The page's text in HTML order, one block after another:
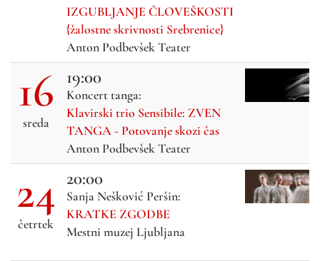
IZGUBLJANJE ČLOVEŠKOSTI
{žalostne skrivnosti Srebrenice}
Anton Podbevšek Teater
16
sreda
19:00
Koncert tanga:
Klavirski trio Sensibile: ZVEN
TANGA - Potovanje skozi čas
Anton Podbevšek Teater
24
četrtek
20:00
Sanja Nešković Peršin:
KRATKE ZGODBE
Mestni muzej Ljubljana